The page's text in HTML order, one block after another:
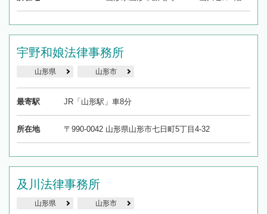
宇野和娘法律事務所
山形県 山形市
最寄駅 JR「山形駅」車8分
所在地 〒990-0042 山形県山形市七日町5丁目4-32
及川法律事務所
山形県 山形市